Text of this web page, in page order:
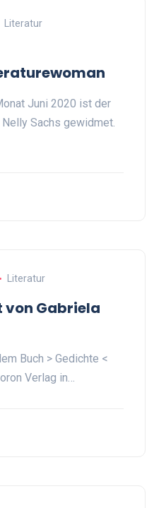
Literatur
Juni 2020 ist der
Sachs gewidmet.
Literatur
von Gabriela
Buch > Gedichte <
Verlag in…